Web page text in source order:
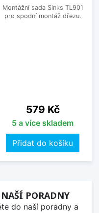
Montážní sada Sinks TL901
pro spodní montáž dřezu.
Cena
579 Kč
5 a více skladem
Přidat do košíku
PORADNY
do naší poradny a